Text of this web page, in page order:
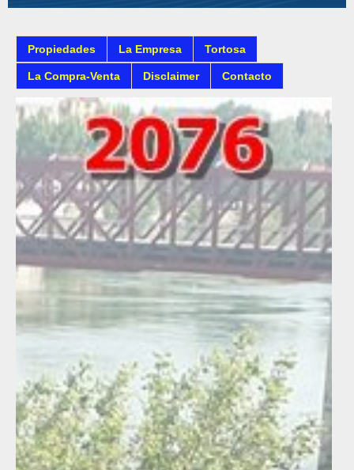
Propiedades La Empresa Tortosa
La Compra-Venta Disclaimer Contacto